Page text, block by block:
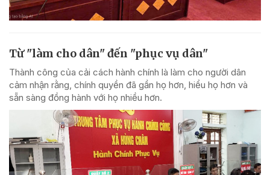
Từ "làm cho dân" đến "phục vụ dân"
Thành công của cải cách hành chính là làm cho người dân
cảm nhận rằng, chính quyền đã gần họ hơn, hiểu họ hơn và
sẵn sàng đồng hành với họ nhiều hơn.